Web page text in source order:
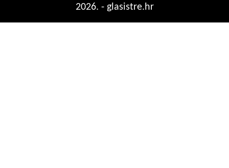
2026. - glasistre.hr